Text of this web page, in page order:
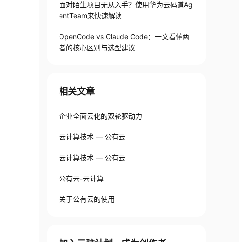
面对陌生项目无从入手？使用华为云码道Ag
entTeam来快速解读
OpenCode vs Claude Code：一文看懂两
者的核心区别与选型建议
相关文章
企业全面云化的双轮驱动力
云计算技术 — 公有云
云计算技术 — 公有云
公有云-云计算
关于公有云的使用